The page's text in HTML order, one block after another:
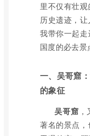
里不仅有壮
历史遗迹，
我带你一起
国度的必去景
一、吴哥窟
的象征
吴哥窟
著名的景点